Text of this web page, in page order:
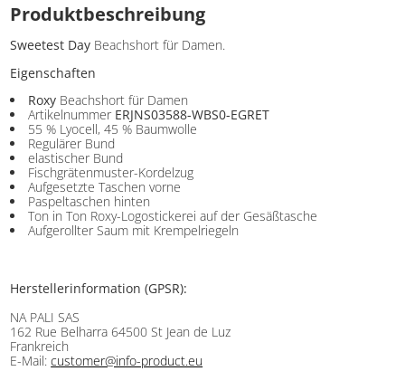
Produktbeschreibung
Sweetest Day Beachshort für Damen.
Eigenschaften
Roxy Beachshort für Damen
Artikelnummer ERJNS03588-WBS0-EGRET
55 % Lyocell, 45 % Baumwolle
Regulärer Bund
elastischer Bund
Fischgrätenmuster-Kordelzug
Aufgesetzte Taschen vorne
Paspeltaschen hinten
Ton in Ton Roxy-Logostickerei auf der Gesäßtasche
Aufgerollter Saum mit Krempelriegeln
Herstellerinformation (GPSR):
NA PALI SAS
162 Rue Belharra 64500 St Jean de Luz
Frankreich
E-Mail:customer@info-product.eu